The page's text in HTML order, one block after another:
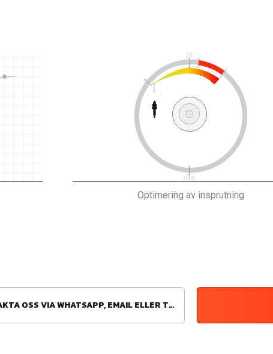
Optimering av insprutning
OSS VIA WHATSAPP, EMAIL ELLER TELEFON